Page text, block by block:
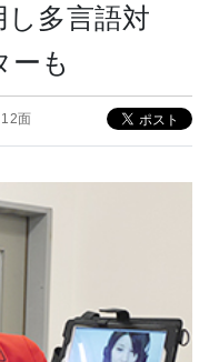
多言語対
ーも
面